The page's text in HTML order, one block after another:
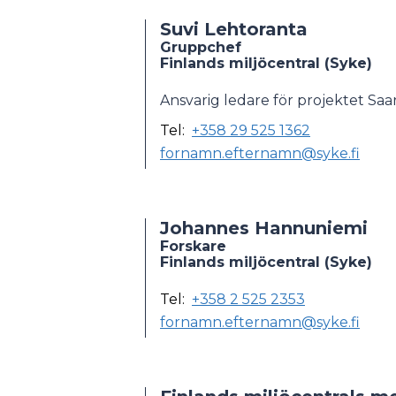
Suvi Lehtoranta
Gruppchef
Finlands miljöcentral (Syke)
Ansvarig ledare för projektet
Tel: +358 29 525 1362
fornamn.efternamn@syke.fi
Johannes Hannuniemi
Forskare
Finlands miljöcentral (Syke)
Tel: +358 2 525 2353
fornamn.efternamn@syke.fi